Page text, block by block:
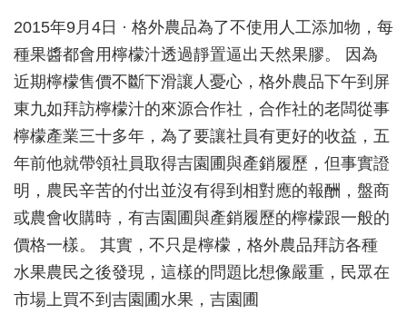
2015年9月4日 · 格外農品為了不使用人工添加物，每
種果醬都會用檸檬汁透過靜置逼出天然果膠。 因為
近期檸檬售價不斷下滑讓人憂心，格外農品下午到屏
東九如拜訪檸檬汁的來源合作社，合作社的老闆從事
檸檬產業三十多年，為了要讓社員有更好的收益，五
年前他就帶領社員取得吉園圃與產銷履歷，但事實證
明，農民辛苦的付出並沒有得到相對應的報酬，盤商
或農會收購時，有吉園圃與產銷履歷的檸檬跟一般的
價格一樣。 其實，不只是檸檬，格外農品拜訪各種
水果農民之後發現，這樣的問題比想像嚴重，民眾在
市場上買不到吉園圃水果，吉園圃